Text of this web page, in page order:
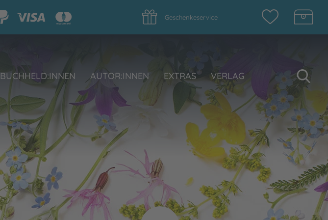
Geschenkeservice
BUCHHELD:INNEN AUTOR:INNEN EXTRAS VERLAG